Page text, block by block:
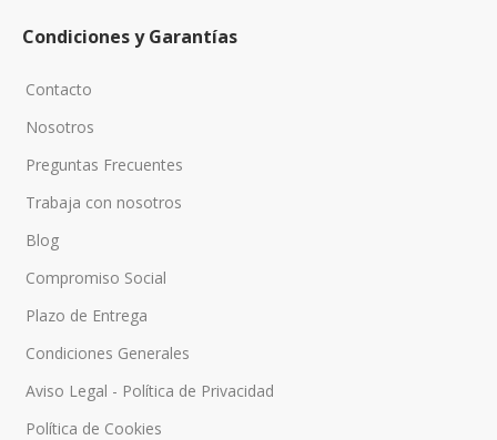
Condiciones y Garantías
Contacto
Nosotros
Preguntas Frecuentes
Trabaja con nosotros
Blog
Compromiso Social
Plazo de Entrega
Condiciones Generales
Aviso Legal - Política de Privacidad
Política de Cookies